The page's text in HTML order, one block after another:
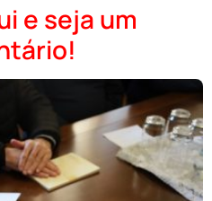
e seja um